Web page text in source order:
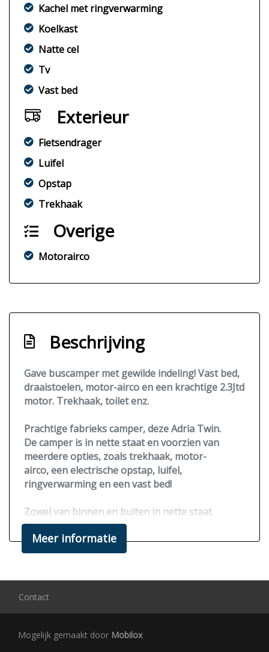
Kachel met ringverwarming
Koelkast
Natte cel
Tv
Vast bed
Exterieur
Fietsendrager
Luifel
Opstap
Trekhaak
Overige
Motorairco
Beschrijving
Gave buscamper met gewilde indeling! Vast bed,
draaistoelen, motor-airco en een krachtige 2.3Jtd
motor. Trekhaak, toilet enz.
Prachtige fabrieks camper, deze Adria Twin.
De camper is in nette staat en voorzien van
meerdere opties, zoals trekhaak, motor-
airco, een electrische opstap, luifel,
ringverwarming en een vast bed!
Zowel van binnen en buiten in nette staat.
Zeer compact, ook voor dagelijks gebruik en
voorzien van een fietsendrager.
Voorzien van een krachtige 2.3JTD motor
Word verkocht inclusief een campercheck en
APK tot 07-10-2026
Meer informatie
Contact
Mogelijk gemaakt door Mobilox